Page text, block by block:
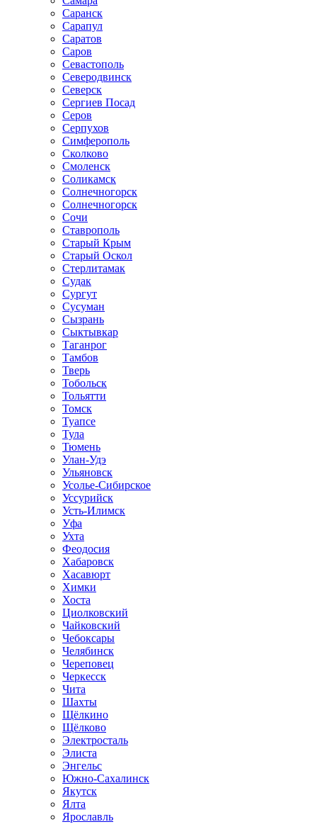
Саранск
Сарапул
Саратов
Саров
Севастополь
Северодвинск
Северск
Сергиев Посад
Серов
Серпухов
Симферополь
Сколково
Смоленск
Соликамск
Солнечногорск
Солнечногорск
Сочи
Ставрополь
Старый Крым
Старый Оскол
Стерлитамак
Судак
Сургут
Сусуман
Сызрань
Сыктывкар
Таганрог
Тамбов
Тверь
Тобольск
Тольятти
Томск
Туапсе
Тула
Тюмень
Улан-Удэ
Ульяновск
Усолье-Сибирское
Уссурийск
Усть-Илимск
Уфа
Ухта
Феодосия
Хабаровск
Хасавюрт
Химки
Хоста
Циолковский
Чайковский
Чебоксары
Челябинск
Череповец
Черкесск
Чита
Шахты
Щёлкино
Щёлково
Электросталь
Элиста
Энгельс
Южно-Сахалинск
Якутск
Ялта
Ярославль